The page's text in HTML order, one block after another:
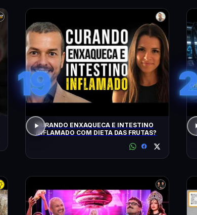
19
CURANDO ENXAQUECA E INTESTINO
INFLAMADO COM DIETA DAS FRUTAS?